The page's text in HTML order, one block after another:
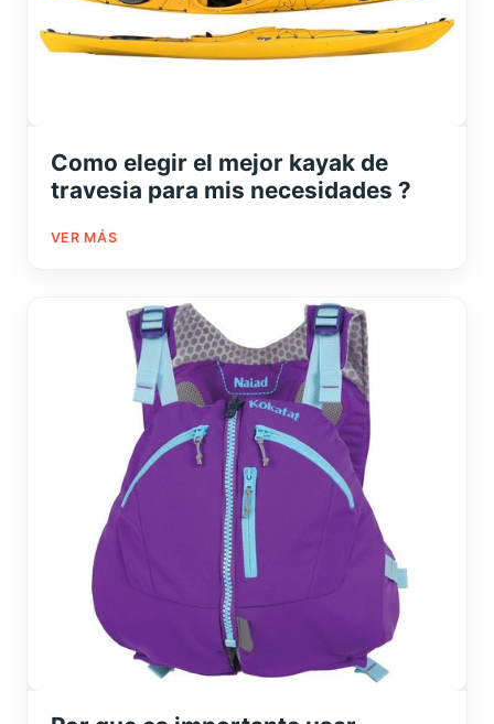
Como elegir el mejor kayak de
travesia para mis necesidades ?
VER MÁS